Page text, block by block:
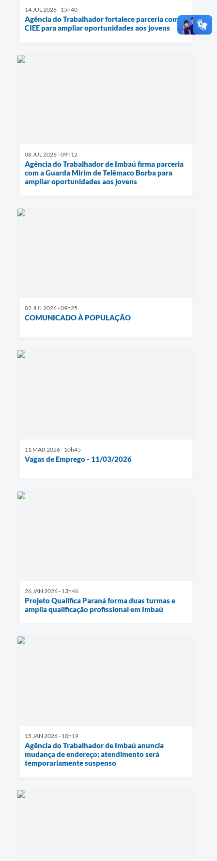
14 JUL 2026 - 15h40
Agência do Trabalhador fortalece parceria com o
CIEE para ampliar oportunidades aos jovens
08 JUL 2026 - 09h12
Agência do Trabalhador de Imbaú firma parceria
com a Guarda Mirim de Telêmaco Borba para
ampliar oportunidades aos jovens
02 JUL 2026 - 09h25
COMUNICADO À POPULAÇÃO
11 MAR 2026 - 10h45
Vagas de Emprego - 11/03/2026
26 JAN 2026 - 13h46
Projeto Qualifica Paraná forma duas turmas e
amplia qualificação profissional em Imbaú
15 JAN 2026 - 10h19
Agência do Trabalhador de Imbaú anuncia
mudança de endereço; atendimento será
temporariamente suspenso